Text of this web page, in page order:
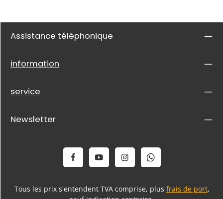
Assistance téléphonique
information
service
Newsletter
Tous les prix s'entendent TVA comprise, plus frais de port,